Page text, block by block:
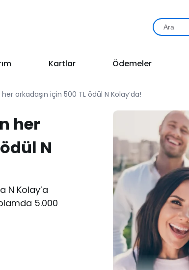
Kartlar Ödemeler
arkadaşın için 500 TL ödül N Kolay’da!
her
N
N Kolay’a
5.000